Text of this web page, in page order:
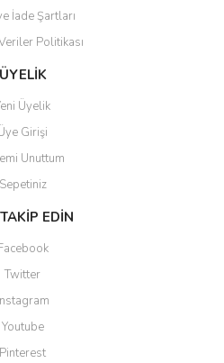
Gönder
İade Şartları
Politikası
ÜYELİK
Üyelik
Girişi
Unuttum
Sepetiniz
EDİN
Twitter
Youtube
Pinterest